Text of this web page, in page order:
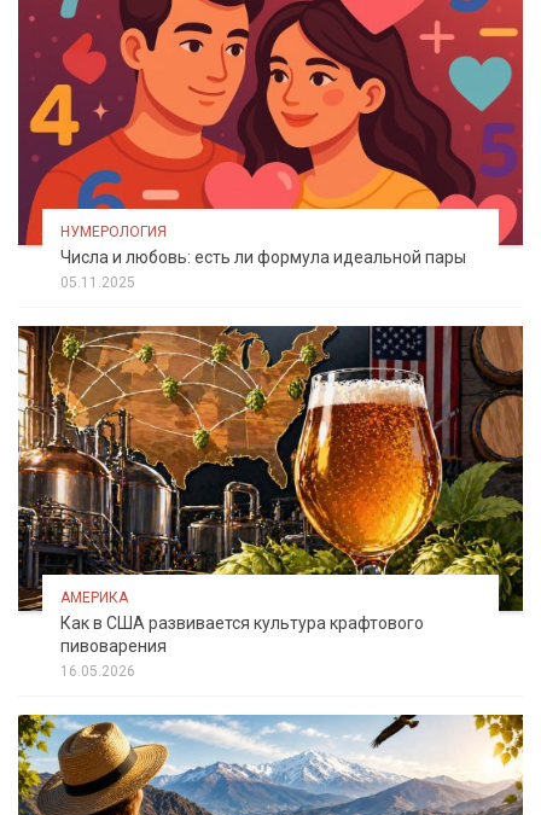
НУМЕРОЛОГИЯ
Числа и любовь: есть ли формула идеальной пары
05.11.2025
АМЕРИКА
Как в США развивается культура крафтового
пивоварения
16.05.2026